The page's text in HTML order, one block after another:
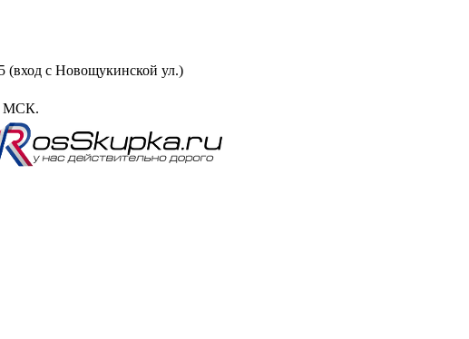
(вход с Новощукинской ул.)
МСК.